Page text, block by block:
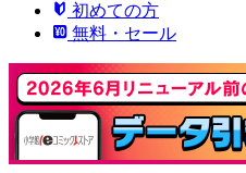
初めての方
無料・セール